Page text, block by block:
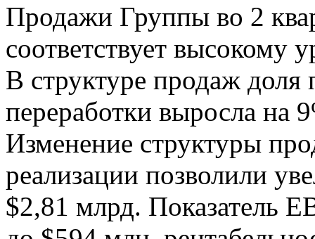
Продажи Группы во 2
соответствует высокому
В структуре продаж доля
переработки выросла на
Изменение структуры
реализации позволили
$2,81 млрд. Показатель